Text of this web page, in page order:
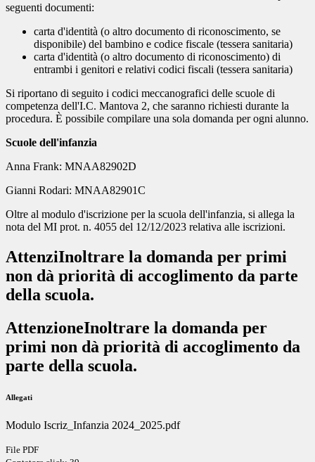
seguenti documenti:
carta d'identità (o altro documento di riconoscimento, se
disponibile) del bambino e codice fiscale (tessera sanitaria)
carta d'identità (o altro documento di riconoscimento) di
entrambi i genitori e relativi codici fiscali (tessera sanitaria)
Si riportano di seguito i codici meccanografici delle scuole di
competenza dell'I.C. Mantova 2, che saranno richiesti durante la
procedura. È possibile compilare una sola domanda per ogni alunno.
Scuole dell'infanzia
Anna Frank: MNAA82902D
Gianni Rodari: MNAA82901C
Oltre al modulo d'iscrizione per la scuola dell'infanzia, si allega la
nota del MI prot. n. 4055 del 12/12/2023 relativa alle iscrizioni.
AttenziInoltrare la domanda per primi
non dà priorità di accoglimento da parte
della scuola.
AttenzioneInoltrare la domanda per
primi non dà priorità di accoglimento da
parte della scuola.
Allegati
Modulo Iscriz_Infanzia 2024_2025.pdf
File PDF